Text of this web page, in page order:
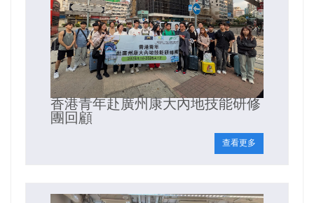
香港青年赴廣州康大內地技能研修
團回顧
查看更多